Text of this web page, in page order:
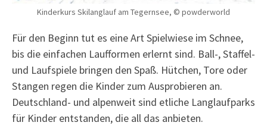
Kinderkurs Skilanglauf am Tegernsee, © powderworld
Für den Beginn tut es eine Art Spielwiese im Schnee,
bis die einfachen Laufformen erlernt sind. Ball-, Staffel-
und Laufspiele bringen den Spaß. Hütchen, Tore oder
Stangen regen die Kinder zum Ausprobieren an.
Deutschland- und alpenweit sind etliche Langlaufparks
für Kinder entstanden, die all das anbieten.